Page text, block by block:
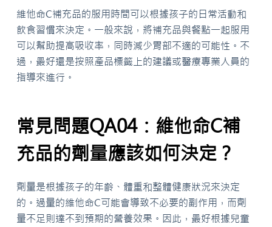
維他命C補充品的服用時間可以根據孩子的日常活動和
飲食習慣來決定。一般來說，將補充品與餐點一起服用
可以幫助提高吸收率，同時減少胃部不適的可能性。不
過，最好還是按照產品標籤上的建議或醫療專業人員的
指導來進行。
常見問題QA04：維他命C補
充品的劑量應該如何決定？
劑量是根據孩子的年齡、體重和整體健康狀況來決定
的。過量的維他命C可能會導致不必要的副作用，而劑
量不足則達不到預期的營養效果。因此，最好根據兒童